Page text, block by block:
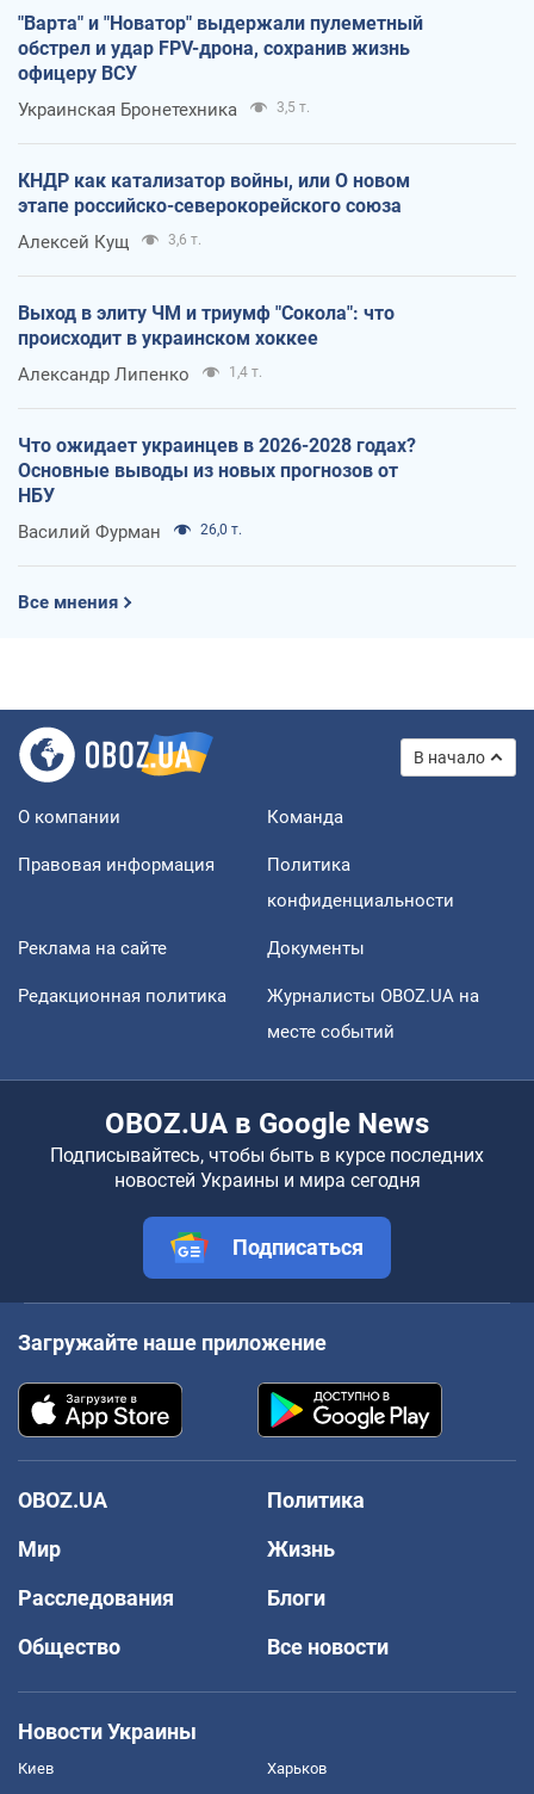
"Варта" и "Новатор" выдержали пулеметный
обстрел и удар FPV-дрона, сохранив жизнь
офицеру ВСУ
Украинская Бронетехника 3,5 т.
КНДР как катализатор войны, или О новом
этапе российско-северокорейского союза
Алексей Кущ 3,6 т.
Выход в элиту ЧМ и триумф "Сокола": что
происходит в украинском хоккее
Александр Липенко 1,4 т.
Что ожидает украинцев в 2026-2028 годах?
Основные выводы из новых прогнозов от
НБУ
Василий Фурман 26,0 т.
Все мнения
В начало
О компании Команда
Правовая информация
Политика
конфиденциальности
Реклама на сайте Документы
Редакционная политика
Журналисты OBOZ.UA на
месте событий
OBOZ.UA в Google News
Подписывайтесь, чтобы быть в курсе последних
новостей Украины и мира сегодня
Подписаться
Загружайте наше приложение
OBOZ.UA
Политика
Мир
Жизнь
Расследования
Блоги
Общество
Все новости
Новости Украины
Киев Харьков